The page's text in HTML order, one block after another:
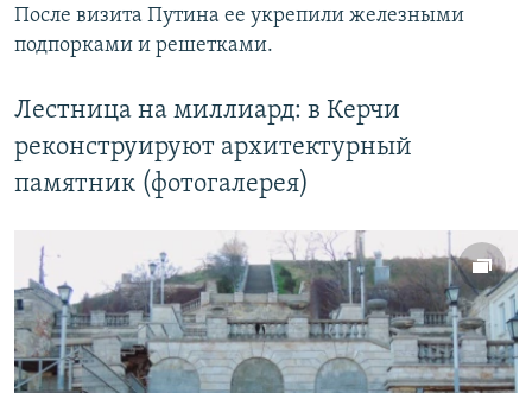
После визита Путина ее укрепили железными
подпорками и решетками.
Лестница на миллиард: в Керчи
реконструируют архитектурный
памятник (фотогалерея)